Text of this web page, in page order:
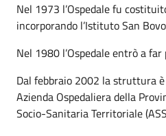
Nel 1973 l’Ospedale fu
incorporando l’Istituto San
Nel 1980 l’Ospedale entrò a far
Dal febbraio 2002 la struttura
Azienda Ospedaliera della
Socio-Sanitaria Territoriale